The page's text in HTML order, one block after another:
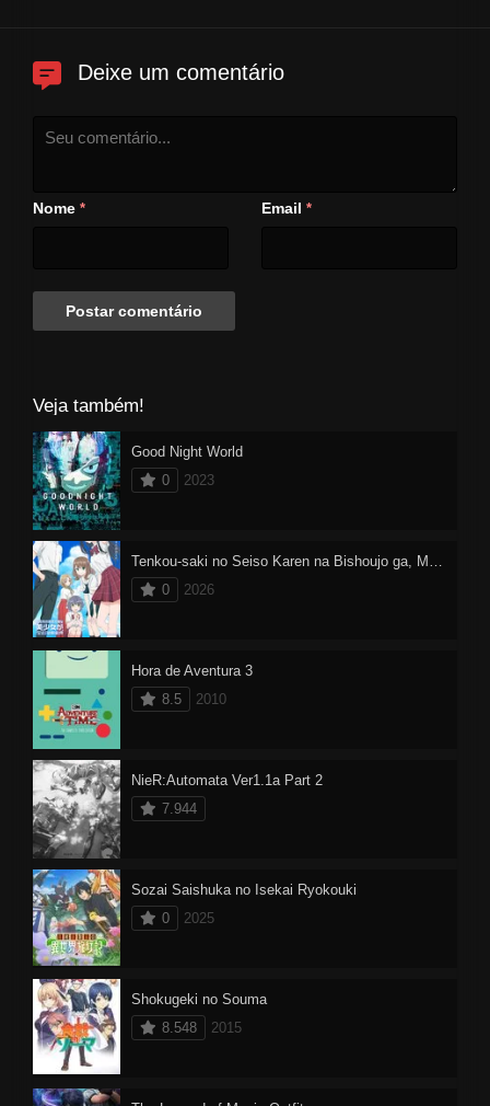
Deixe um comentário
Nome * Email *
Veja também!
Good Night World
0
2023
0
2026
Hora de Aventura 3
8.5
2010
NieR:Automata Ver1.1a Part 2
7.944
Sozai Saishuka no Isekai Ryokouki
0
2025
Shokugeki no Souma
8.548
2015